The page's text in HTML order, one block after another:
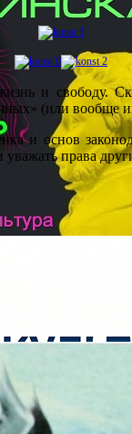
и свободу.
(или
и основ
права